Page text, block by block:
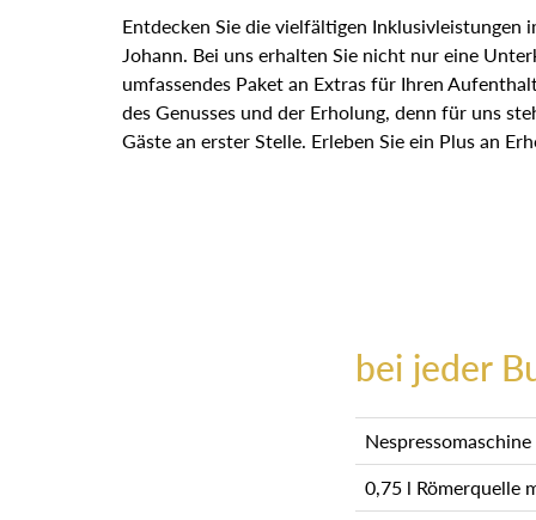
Entdecken Sie die vielfältigen Inklusivleistungen
Johann. Bei uns erhalten Sie nicht nur eine
umfassendes Paket an Extras für Ihren
des Genusses und der Erholung, denn für uns
Gäste an erster Stelle. Erleben Sie ein Plus an
bei jeder
0,75 l Römerquelle